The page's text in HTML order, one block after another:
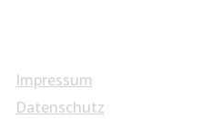
Impressum
Datenschutz